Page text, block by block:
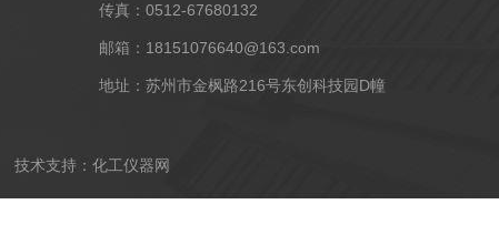
传真：0512-67680132
邮箱：18151076640@163.com
地址：苏州市金枫路216号东创科技园D幢
技术支持： 化工仪器网